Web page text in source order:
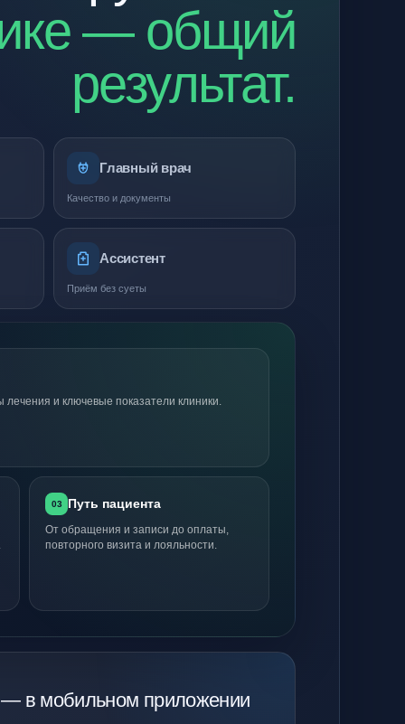
— общий
результат.
Главный врач
Качество и документы
Ассистент
Приём без суеты
и ключевые показатели клиники.
03 Путь пациента
От обращения и записи до оплаты,
повторного визита и лояльности.
в мобильном приложении